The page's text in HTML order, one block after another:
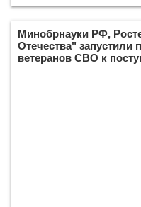
Минобрнауки РФ,
Отечества" запустили
ветеранов СВО к